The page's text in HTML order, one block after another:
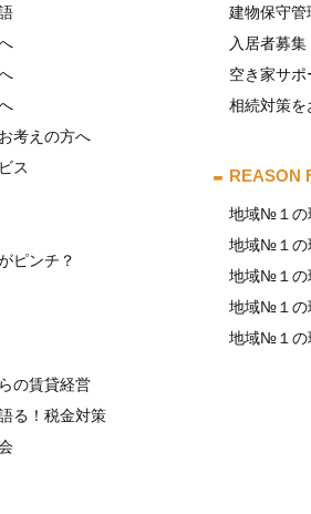
考えの方へ
ス
ピンチ？
の賃貸経営
る！税金対策
建物保守管
入居者募集
空き家サポ
相続対策を
REASON
地域№１の
地域№１の
地域№１の
地域№１の
地域№１の